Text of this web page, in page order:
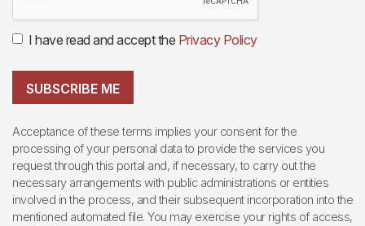
I have read and accept the Privacy Policy
SUBSCRIBE ME
Acceptance of these terms implies your consent for the
processing of your personal data to provide the services you
request through this portal and, if necessary, to carry out the
necessary arrangements with public administrations or entities
involved in the process, and their subsequent incorporation into the
mentioned automated file. You may exercise your rights of access,